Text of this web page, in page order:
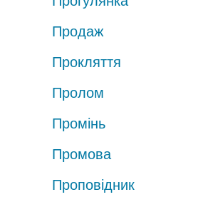
Продаж
Прокляття
Пролом
Промінь
Промова
Проповідник